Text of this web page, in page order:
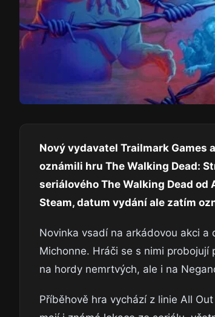
Nový vydavatel Trailmark Games
oznámili hru The Walking Dead:
seriálového The Walking Dead od
Steam, datum vydání ale zatím
Novinka vsadí na arkádovou akci a
Michonne. Hráči se s nimi
na hordy nemrtvých, ale i na
Příběhově hra vychází z linie All